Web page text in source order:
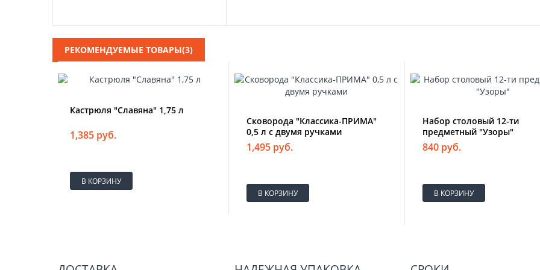
РЕКОМЕНДУЕМЫЕ ТОВАРЫ(3)
Кастрюля "Славяна" 1,75 л
1,385 руб.
В КОРЗИНУ
Сковорода "Классика-ПРИМА"
0,5 л c двумя ручками
1,495 руб.
В КОРЗИНУ
Набор столовый 12-ти
предметный "Узоры"
840 руб.
В КОРЗИНУ